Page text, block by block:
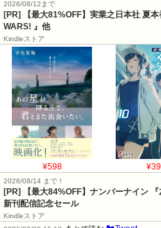
2026/08/12まで
[PR] 【最大81%OFF】実業之日本社 夏
WARS! 』他
Kindleストア
¥598
2026/08/14 まで！
[PR] 【最大84%OFF】ナンバーナイン
新刊配信記念セール
Kindleストア